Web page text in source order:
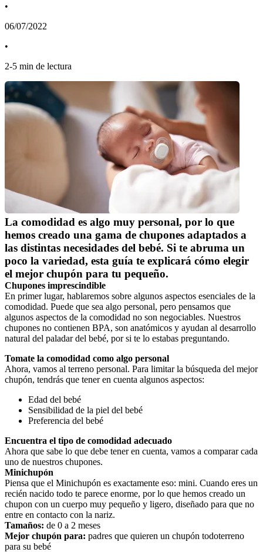
•
06/07/2022
•
2-5 min de lectura
La comodidad es algo muy personal, por lo que
hemos creado una gama de chupones adaptados a
las distintas necesidades del bebé. Si te abruma un
poco la variedad, esta guía te explicará cómo elegir
el mejor chupón para tu pequeño.
Chupones imprescindible
En primer lugar, hablaremos sobre algunos aspectos esenciales de la
comodidad. Puede que sea algo personal, pero pensamos que
algunos aspectos de la comodidad no son negociables. Nuestros
chupones no contienen BPA, son anatómicos y ayudan al desarrollo
natural del paladar del bebé, por si te lo estabas preguntando.
Tomate la comodidad como algo personal
Ahora, vamos al terreno personal. Para limitar la búsqueda del mejor
chupón, tendrás que tener en cuenta algunos aspectos:
Edad del bebé
Sensibilidad de la piel del bebé
Preferencia del bebé
Encuentra el tipo de comodidad adecuado
Ahora que sabe lo que debe tener en cuenta, vamos a comparar cada
uno de nuestros chupones.
Minichupón
Piensa que el Minichupón es exactamente eso: mini. Cuando eres un
recién nacido todo te parece enorme, por lo que hemos creado un
chupon con un cuerpo muy pequeño y ligero, diseñado para que no
entre en contacto con la nariz.
Tamaños: de 0 a 2 meses
Mejor chupón para: padres que quieren un chupón todoterreno
para su bebé